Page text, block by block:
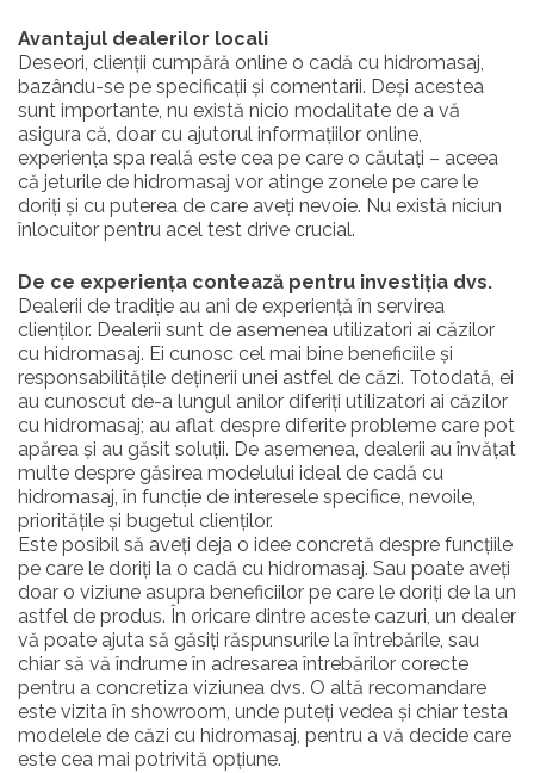
Avantajul dealerilor locali
Deseori, clienții cumpără online o cadă cu hidromasaj,
bazându-se pe specificații și comentarii. Deși acestea
sunt importante, nu există nicio modalitate de a vă
asigura că, doar cu ajutorul informațiilor online,
experiența spa reală este cea pe care o căutați – aceea
că jeturile de hidromasaj vor atinge zonele pe care le
doriți și cu puterea de care aveți nevoie. Nu există niciun
înlocuitor pentru acel test drive crucial.
De ce experiența contează pentru investiția dvs.
Dealerii de tradiție au ani de experiență în servirea
clienților. Dealerii sunt de asemenea utilizatori ai căzilor
cu hidromasaj. Ei cunosc cel mai bine beneficiile și
responsabilitățile deținerii unei astfel de căzi. Totodată, ei
au cunoscut de-a lungul anilor diferiți utilizatori ai căzilor
cu hidromasaj; au aflat despre diferite probleme care pot
apărea și au găsit soluții. De asemenea, dealerii au învățat
multe despre găsirea modelului ideal de cadă cu
hidromasaj, în funcție de interesele specifice, nevoile,
prioritățile și bugetul clienților.
Este posibil să aveți deja o idee concretă despre funcțiile
pe care le doriți la o cadă cu hidromasaj. Sau poate aveți
doar o viziune asupra beneficiilor pe care le doriți de la un
astfel de produs. În oricare dintre aceste cazuri, un dealer
vă poate ajuta să găsiți răspunsurile la întrebările, sau
chiar să vă îndrume în adresarea întrebărilor corecte
pentru a concretiza viziunea dvs. O altă recomandare
este vizita în showroom, unde puteți vedea și chiar testa
modelele de căzi cu hidromasaj, pentru a vă decide care
este cea mai potrivită opțiune.